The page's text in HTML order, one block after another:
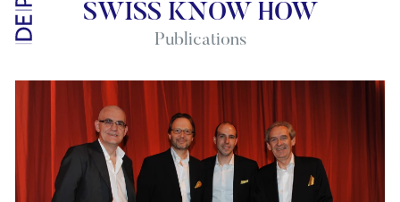
SWISS KNOW HOW
Publications